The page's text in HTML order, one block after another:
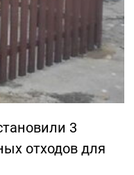
3
отходов для